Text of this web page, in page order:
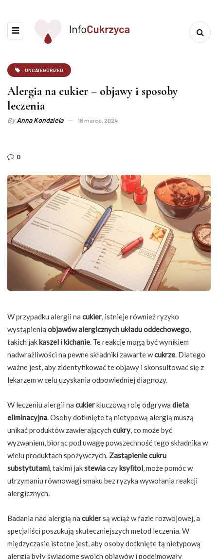
UNCATEGORIZED
Alergia na cukier – objawy i sposoby
leczenia
ByAnna Kondziela 18 marca, 2024
0
W przypadku alergii na cukier, istnieje również ryzyko
wystąpienia objawów alergicznych układu oddechowego,
takich jak kaszel i kichanie. Te reakcje mogą być wynikiem
nadwrażliwości na pewne składniki zawarte wcukrze. Dlatego
ważne jest, aby zidentyfikować te objawy i skonsultować się z
lekarzem w celu uzyskania odpowiedniej diagnozy.
W leczeniu alergii na cukierkluczową rolę odgrywa dieta
eliminacyjna. Osoby dotknięte tą nietypową alergią muszą
unikać produktów zawierających cukry, co może być
wyzwaniem, biorąc pod uwagę powszechność tego składnika w
wielu produktach spożywczych. Zastąpienie cukru
substytutami, takimi jakstewiaczy ksylitol, może pomóc w
utrzymaniu równowagi smaku bez ryzyka wywołania reakcji
alergicznych.
Badania nad alergią na cukiersą wciąż w fazie rozwojowej, a
specjaliści poszukują skuteczniejszych metod leczenia. W
międzyczasie istotne jest, aby osoby dotknięte tą nietypową
alergią były świadome swoich objawów i podejmowały